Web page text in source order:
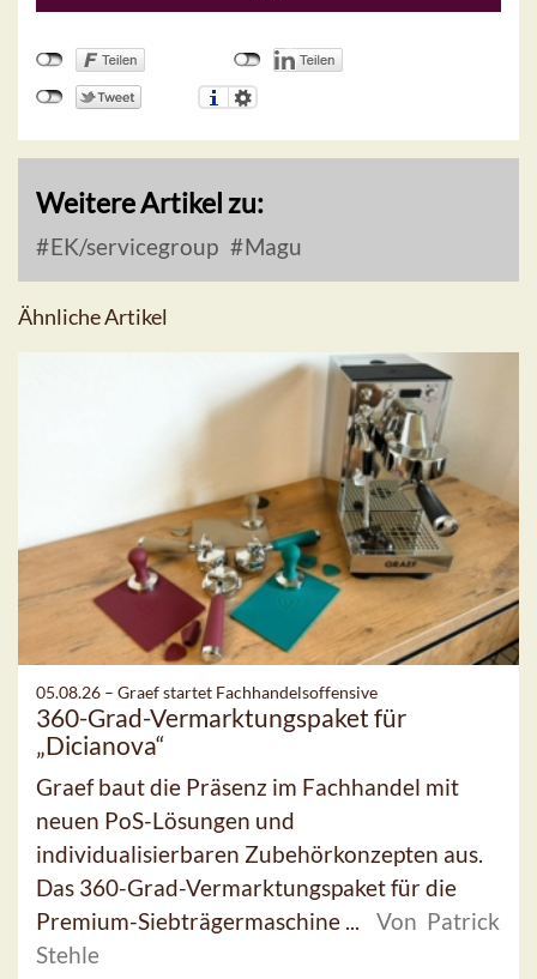
Weitere Artikel zu:
EK/servicegroup Magu
Ähnliche Artikel
05.08.26 – Graef startet Fachhandelsoffensive
360-Grad-Vermarktungspaket für
„Dicianova“
Graef baut die Präsenz im Fachhandel mit
neuen PoS-Lösungen und
individualisierbaren Zubehörkonzepten aus.
Das 360-Grad-Vermarktungspaket für die
Premium-Siebträgermaschine ...
Von Patrick
Stehle